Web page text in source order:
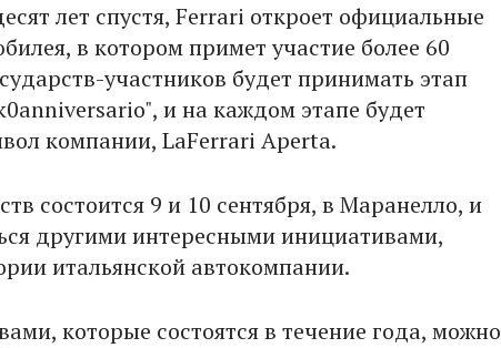
лет спустя, Ferrari откроет официальные
в котором примет участие более 60
участников будет принимать этап
и на каждом этапе будет
компании, LaFerrari Aperta.
состоится 9 и 10 сентября, в Маранелло, и
другими интересными инициативами,
итальянской автокомпании.
которые состоятся в течение года, можно